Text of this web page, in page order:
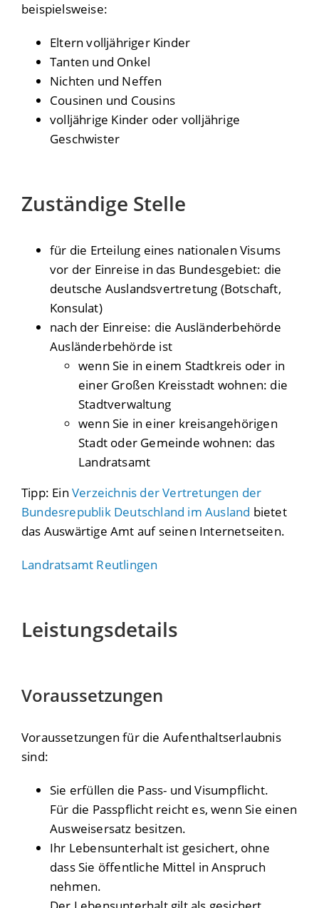
beispielsweise:
Eltern volljähriger Kinder
Tanten und Onkel
Nichten und Neffen
Cousinen und Cousins
volljährige Kinder oder volljährige
Geschwister
Zuständige Stelle
für die Erteilung eines nationalen Visums
vor der Einreise in das Bundesgebiet: die
deutsche Auslandsvertretung (Botschaft,
Konsulat)
nach der Einreise: die Ausländerbehörde
Ausländerbehörde ist
wenn Sie in einem Stadtkreis oder in
einer Großen Kreisstadt wohnen: die
Stadtverwaltung
wenn Sie in einer kreisangehörigen
Stadt oder Gemeinde wohnen: das
Landratsamt
Tipp: Ein Verzeichnis der Vertretungen der
Bundesrepublik Deutschland im Ausland bietet
das Auswärtige Amt auf seinen Internetseiten.
Landratsamt Reutlingen
Leistungsdetails
Voraussetzungen
Voraussetzungen für die Aufenthaltserlaubnis
sind:
Sie erfüllen die Pass- und Visumpflicht.
Für die Passpflicht reicht es, wenn Sie einen
Ausweisersatz besitzen.
Ihr Lebensunterhalt ist gesichert, ohne
dass Sie öffentliche Mittel in Anspruch
nehmen.